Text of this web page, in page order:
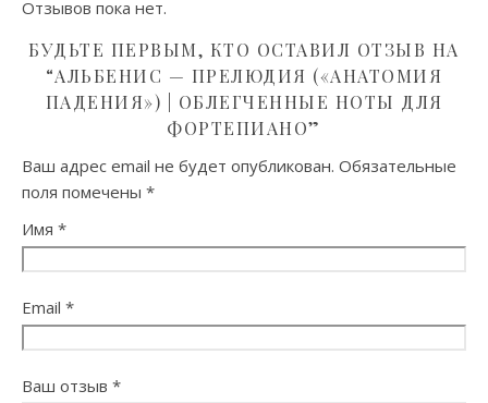
Отзывов пока нет.
БУДЬТЕ ПЕРВЫМ, КТО ОСТАВИЛ ОТЗЫВ НА
“АЛЬБЕНИС — ПРЕЛЮДИЯ («АНАТОМИЯ
ПАДЕНИЯ») | ОБЛЕГЧЕННЫЕ НОТЫ ДЛЯ
ФОРТЕПИАНО”
Ваш адрес email не будет опубликован. Обязательные
поля помечены *
Имя *
Email *
Ваш отзыв *